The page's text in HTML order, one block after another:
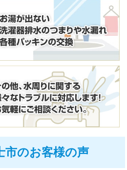
市のお客様の声